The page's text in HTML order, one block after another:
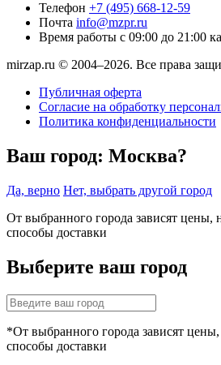
Телефон +7 (495) 668-12-59
Почта info@mzpr.ru
Время работы с 09:00 до 21:00
mirzap.ru © 2004–2026. Все права
Публичная оферта
Согласие на обработку
Политика конфиденциальности
Ваш город: Москва?
Да, верно Нет, выбрать другой город
От выбранного города зависят цены,
способы доставки
Выберите ваш город
*От выбранного города зависят
способы доставки